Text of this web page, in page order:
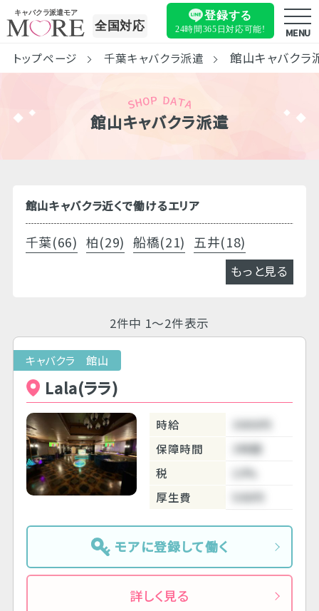
キャバクラ派遣モア
全国対応
登録する
24時間365日対応可能! MENU
トップページ 千葉キャバクラ派遣 館山キャバクラ
館山キャバクラ派遣
館山キャバクラ近くで働けるエリア
千葉(66) 柏(29) 船橋(21) 五井(18)
もっと見る
2件中 1～2件表示
キャバクラ 館山
Lala(ララ)
時給
3000円
保障時間
3時間
税
10%
厚生費
500円
モアに登録して働く
詳しく見る